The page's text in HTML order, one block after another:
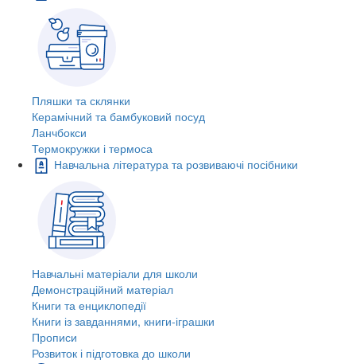
Пляшки та склянки
Керамічний та бамбуковий посуд
Ланчбокси
Термокружки і термоса
Навчальна література та розвиваючі посібники
Навчальні матеріали для школи
Демонстраційний матеріал
Книги та енциклопедії
Книги із завданнями, книги-іграшки
Прописи
Розвиток і підготовка до школи